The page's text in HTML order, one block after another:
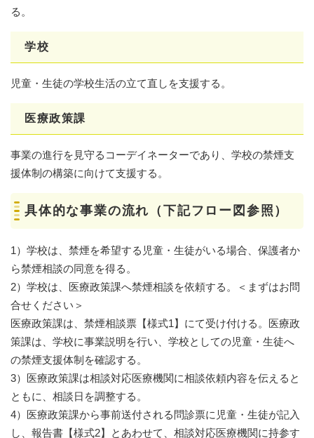
る。
学校
児童・生徒の学校生活の立て直しを支援する。
医療政策課
事業の進行を見守るコーデイネーターであり、学校の禁煙支
援体制の構築に向けて支援する。
具体的な事業の流れ（下記フロー図参照）
1）学校は、禁煙を希望する児童・生徒がいる場合、保護者か
ら禁煙相談の同意を得る。
2）学校は、医療政策課へ禁煙相談を依頼する。＜まずはお問
合せください＞
医療政策課は、禁煙相談票【様式1】にて受け付ける。医療政
策課は、学校に事業説明を行い、学校としての児童・生徒へ
の禁煙支援体制を確認する。
3）医療政策課は相談対応医療機関に相談依頼内容を伝えると
ともに、相談日を調整する。
4）医療政策課から事前送付される問診票に児童・生徒が記入
し、報告書【様式2】とあわせて、相談対応医療機関に持参す